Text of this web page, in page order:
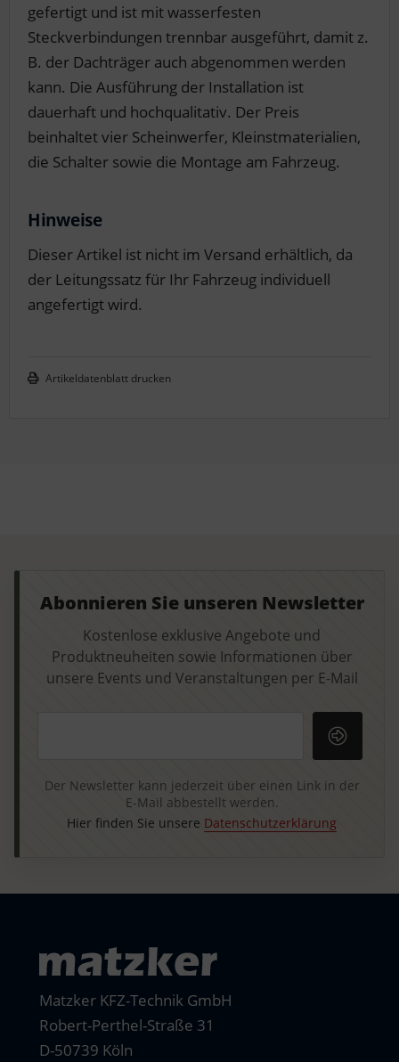
gefertigt und ist mit wasserfesten
Steckverbindungen trennbar ausgeführt, damit z.
B. der Dachträger auch abgenommen werden
kann. Die Ausführung der Installation ist
dauerhaft und hochqualitativ. Der Preis
beinhaltet vier Scheinwerfer, Kleinstmaterialien,
die Schalter sowie die Montage am Fahrzeug.
Hinweise
Dieser Artikel ist nicht im Versand erhältlich, da
der Leitungssatz für Ihr Fahrzeug individuell
angefertigt wird.
Artikeldatenblatt drucken
Abonnieren Sie unseren Newsletter
Kostenlose exklusive Angebote und
Produktneuheiten sowie Informationen über
unsere Events und Veranstaltungen per E-Mail
Der Newsletter kann jederzeit über einen Link in der
E-Mail abbestellt werden.
Hier finden Sie unsere Datenschutzerklärung
Matzker KFZ-Technik GmbH
Robert-Perthel-Straße 31
D-50739 Köln